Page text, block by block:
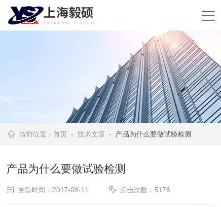
当前位置：首页 -技术文章 - 产品为什么要做试验检测
产品为什么要做试验检测
更新时间：2017-08-11 点击次数：5178